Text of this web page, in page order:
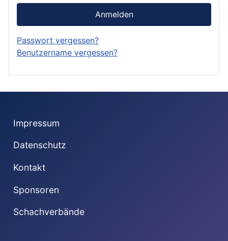
Anmelden
Passwort vergessen?
Benutzername vergessen?
Impressum
Datenschutz
Kontakt
Sponsoren
Schachverbände